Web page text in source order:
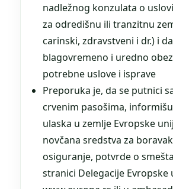
nadležnog konzulata o
za odredišnu ili tranzitnu
carinski, zdravstveni i dr.) i
blagovremeno i uredno
potrebne uslove i isprave
Preporuka je, da se putnici
crvenim pasošima,
ulaska u zemlje Evropske
novčana sredstva za
osiguranje, potvrde o
stranici Delegacije Evropske